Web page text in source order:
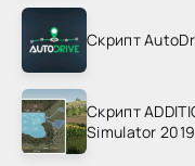
Скрипт
Скрипт
Simulator 2019